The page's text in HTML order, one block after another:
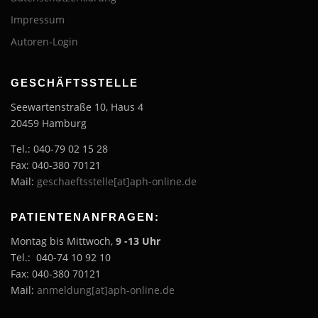
Impressum
Autoren-Login
GESCHÄFTSSTELLE
Seewartenstraße 10, Haus 4
20459 Hamburg
Tel.: 040-79 02 15 28
Fax: 040-380 70121
Mail: geschaeftsstelle[at]aph-online.de
PATIENTENANFRAGEN:
Montag bis Mittwoch, 9 -13 Uhr
Tel.: 040-74 10 92 10
Fax: 040-380 70121
Mail: anmeldung[at]aph-online.de